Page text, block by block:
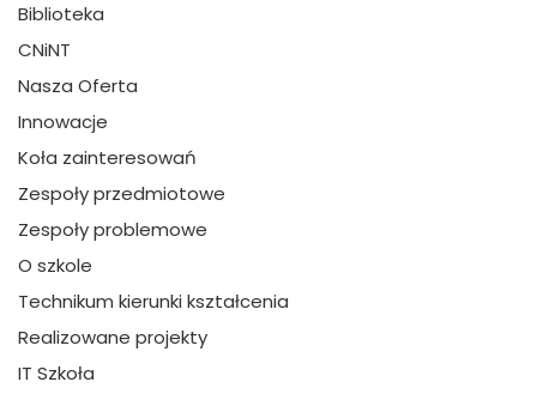
Biblioteka
CNiNT
Nasza Oferta
Innowacje
Koła zainteresowań
Zespoły przedmiotowe
Zespoły problemowe
O szkole
Technikum kierunki kształcenia
Realizowane projekty
IT Szkoła